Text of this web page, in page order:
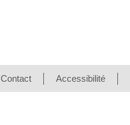
Contact Accessibilité